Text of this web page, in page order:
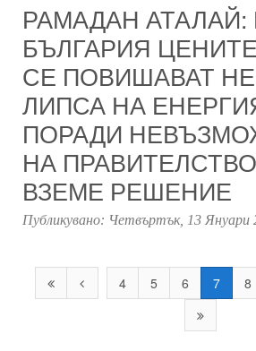
РАМАДАН АТАЛАЙ:
БЪЛГАРИЯ
СЕ ПОВИШАВАТ
ЛИПСА НА
ПОРАДИ
НА
ВЗЕМЕ РЕШЕНИЕ
Публикувано: Четвъртък, 13 Януари
4 5 6 7 8